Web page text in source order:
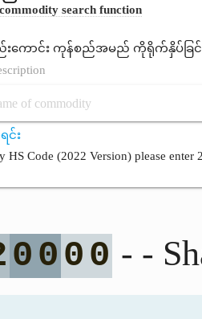
search function
ည်းကောင်း ကုန်စည်အမည် ကိုရိုက်နှိပ်ခြင်
င်း
HS Code (2022 Version) please
0 0 0 0 - -